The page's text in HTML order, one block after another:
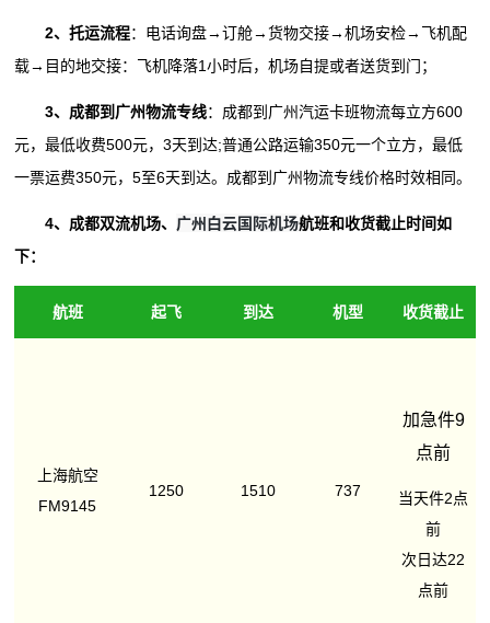
2、托运流程：电话询盘→订舱→货物交接→机场安检→飞机配
载→目的地交接：飞机降落1小时后，机场自提或者送货到门；
3、成都到广州物流专线：成都到广州汽运卡班物流每立方600
元，最低收费500元，3天到达;普通公路运输350元一个立方，最低
一票运费350元，5至6天到达。成都到广州物流专线价格时效相同。
4、成都双流机场、 广州白云国际机场航班和收货截止时间如
下：
航班 起飞 到达 机型 收货截止
上海航空
FM9145
1250 1510 737
加急件9
点前
当天件2点
前
次日达22
点前